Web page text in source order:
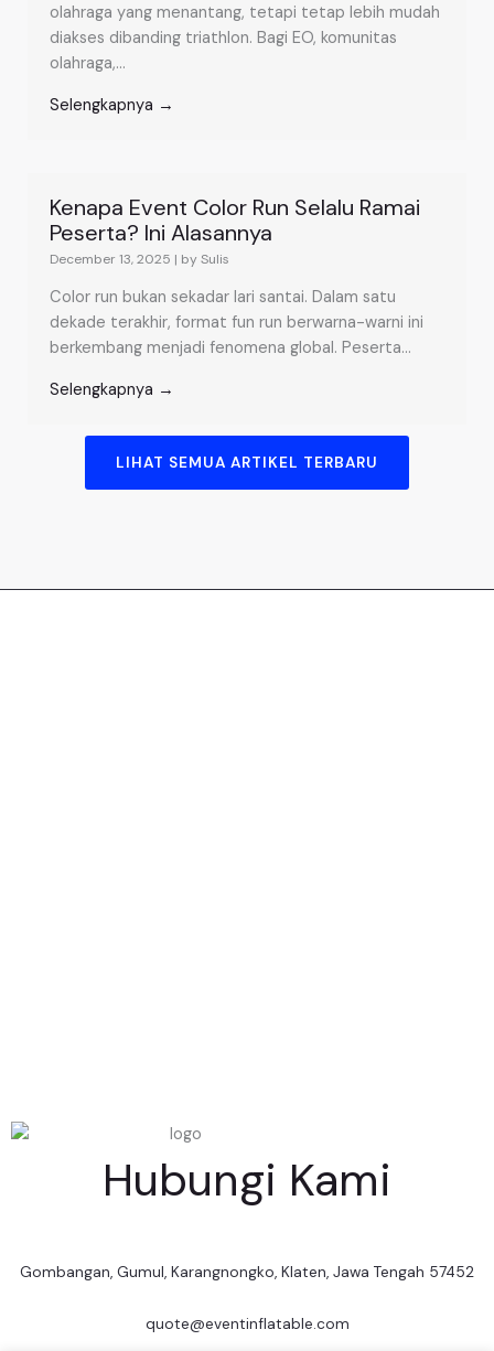
olahraga yang menantang, tetapi tetap lebih mudah
diakses dibanding triathlon. Bagi EO, komunitas
olahraga,...
Selengkapnya →
Kenapa Event Color Run Selalu Ramai
Peserta? Ini Alasannya
December 13, 2025 | by Sulis
Color run bukan sekadar lari santai. Dalam satu
dekade terakhir, format fun run berwarna-warni ini
berkembang menjadi fenomena global. Peserta...
Selengkapnya →
LIHAT SEMUA ARTIKEL TERBARU
Hubungi Kami
Gombangan, Gumul, Karangnongko, Klaten, Jawa Tengah 57452
quote@eventinflatable.com